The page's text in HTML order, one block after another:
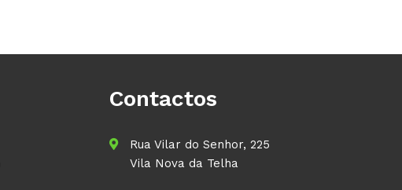
Contactos
Rua Vilar do Senhor, 225
Vila Nova da Telha